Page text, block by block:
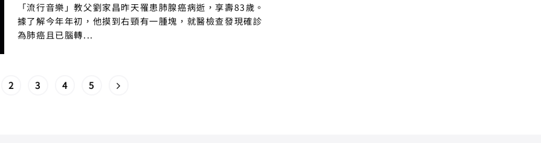
「流行音樂」教父劉家昌昨天罹患肺腺癌病逝，享壽83歲。
據了解今年年初，他摸到右頸有一腫塊，就醫檢查發現確診
為肺癌且已腦轉...
2 3 4 5